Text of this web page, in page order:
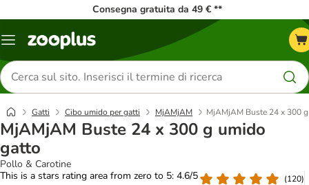
Consegna gratuita da 49 € **
Overview
Cerca
prodotti
Gatti Cibo umido per gatti MjAMjAM MjAMjAM Buste 24 x 300
MjAMjAM Buste 24 x 300 g umido
gatto
Pollo & Carotine
This is a stars rating area from zero to 5: 4.6/5
(120)